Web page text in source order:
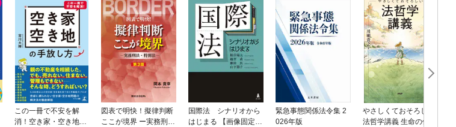
この一冊で不安を解
消！空き家・空き地の
図表で明快！擬律判断
ここが境界 ー実務刑
国際法 シナリオから
はじまる 【画像固定
緊急事態関係法令集 2
026年版
やさしくておそろしい
法哲学講義 生命の価値